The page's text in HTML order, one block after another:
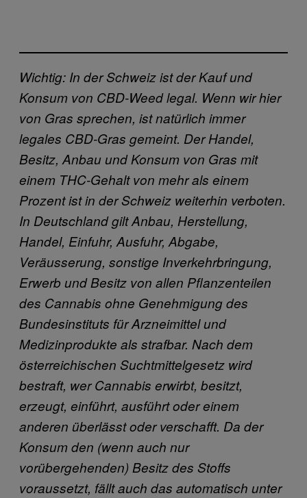
Wichtig: In der Schweiz ist der Kauf und
Konsum von CBD-Weed legal. Wenn wir hier
von Gras sprechen, ist natürlich immer
legales CBD-Gras gemeint. Der Handel,
Besitz, Anbau und Konsum von Gras mit
einem THC-Gehalt von mehr als einem
Prozent ist in der Schweiz weiterhin verboten.
In Deutschland gilt Anbau, Herstellung,
Handel, Einfuhr, Ausfuhr, Abgabe,
Veräusserung, sonstige Inverkehrbringung,
Erwerb und Besitz von allen Pflanzenteilen
des Cannabis ohne Genehmigung des
Bundesinstituts für Arzneimittel und
Medizinprodukte als strafbar. Nach dem
österreichischen Suchtmittelgesetz wird
bestraft, wer Cannabis erwirbt, besitzt,
erzeugt, einführt, ausführt oder einem
anderen überlässt oder verschafft. Da der
Konsum den (wenn auch nur
vorübergehenden) Besitz des Stoffs
voraussetzt, fällt auch das automatisch unter